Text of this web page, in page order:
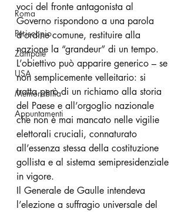
Roma
Periscopio
Zampate
USA
Memorabilia
Appuntamenti
voci del fronte antagonista al
Governo rispondono a una parola
d’ordine comune, restituire alla
nazione la “grandeur” di un tempo.
L’obiettivo può apparire generico – se
non semplicemente velleitario: si
tratta però di un richiamo alla storia
del Paese e all’orgoglio nazionale
che non è mai mancato nelle vigilie
elettorali cruciali, connaturato
all’essenza stessa della costituzione
gollista e al sistema semipresidenziale
in vigore.
Il Generale de Gaulle intendeva
l’elezione a suffragio universale del